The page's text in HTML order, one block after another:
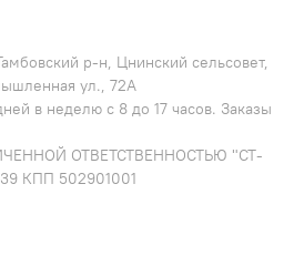
р-н, Цнинский сельсовет,
ул., 72А
в неделю с 8 до 17 часов. Заказы
ОТВЕТСТВЕННОСТЬЮ "СТ-
КПП 502901001